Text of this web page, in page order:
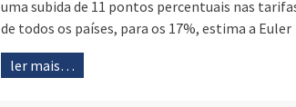
uma subida de 11 pontos percentuais nas
de todos os países, para os 17%, estima a Euler
ler mais…